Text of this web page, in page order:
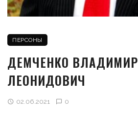
ПЕРСОНЫ
ДЕМЧЕНКО ВЛАДИМИР
ЛЕОНИДОВИЧ
02.06.2021 0